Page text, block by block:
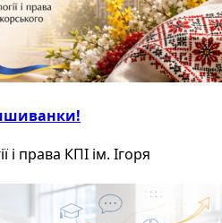
і права КПІ ім. Ігоря